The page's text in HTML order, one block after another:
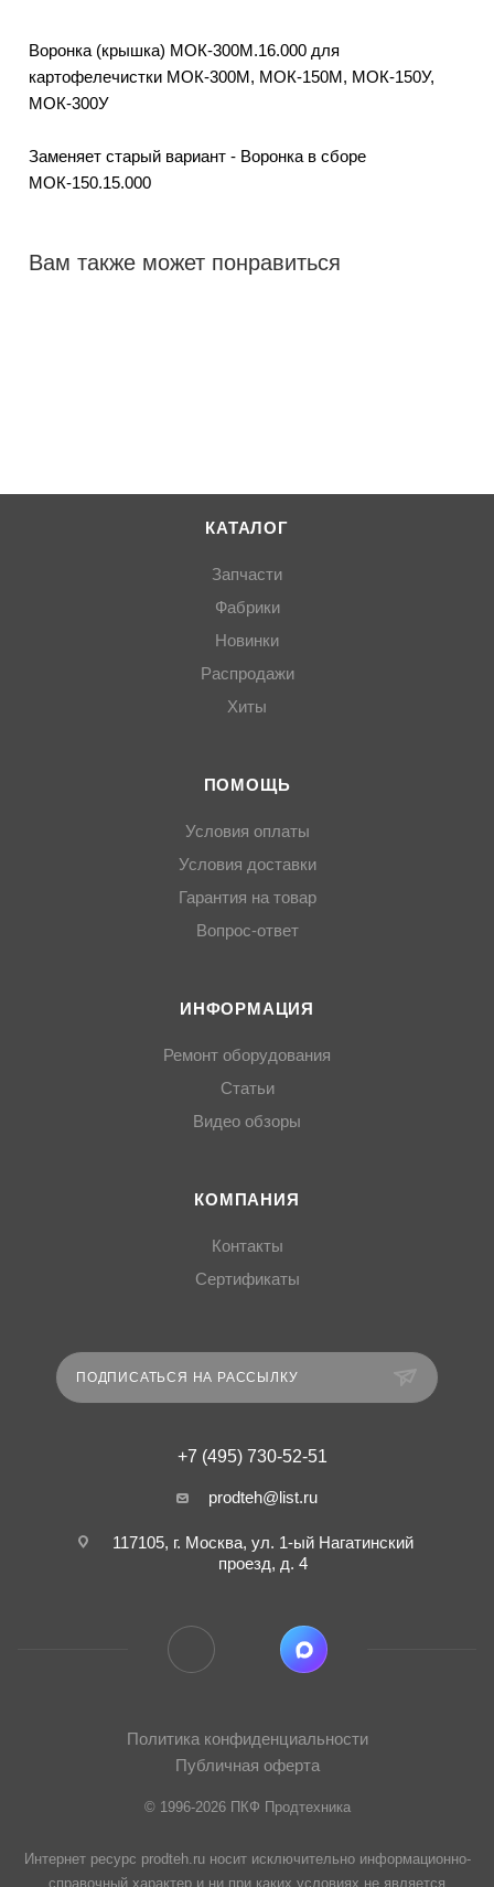
Воронка (крышка) МОК-300М.16.000 для
картофелечистки МОК-300М, МОК-150М, МОК-150У,
МОК-300У
Заменяет старый вариант - Воронка в сборе
МОК-150.15.000
Вам также может понравиться
КАТАЛОГ
Запчасти
Фабрики
Новинки
Распродажи
Хиты
ПОМОЩЬ
Условия оплаты
Условия доставки
Гарантия на товар
Вопрос-ответ
ИНФОРМАЦИЯ
Ремонт оборудования
Статьи
Видео обзоры
КОМПАНИЯ
Контакты
Сертификаты
ПОДПИСАТЬСЯ НА РАССЫЛКУ
+7 (495) 730-52-51
prodteh@list.ru
117105, г. Москва, ул. 1-ый Нагатинский
проезд, д. 4
Политика конфиденциальности
Публичная оферта
© 1996-2026 ПКФ Продтехника
Интернет ресурс prodteh.ru носит исключительно информационно-
справочный характер и ни при каких условиях не является